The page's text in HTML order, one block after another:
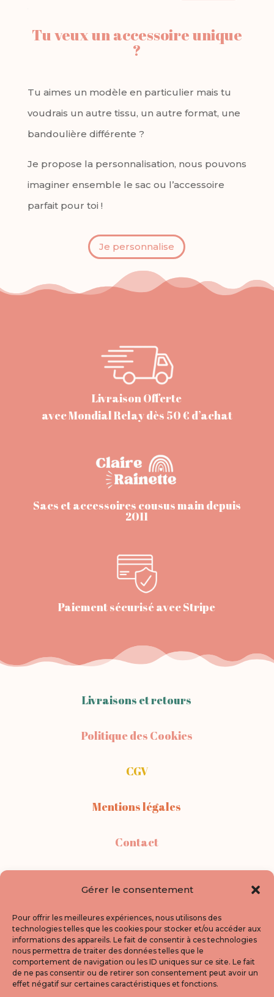
Gérer le consentement
Pour offrir les meilleures expériences, nous utilisons des
technologies telles que les cookies pour stocker et/ou accéder aux
informations des appareils. Le fait de consentir à ces technologies
nous permettra de traiter des données telles que le
comportement de navigation ou les ID uniques sur ce site. Le fait
de ne pas consentir ou de retirer son consentement peut avoir un
effet négatif sur certaines caractéristiques et fonctions.
Tu veux un accessoire unique
?
Tu aimes un modèle en particulier mais tu
voudrais un autre tissu, un autre format, une
bandoulière différente ?
Je propose la personnalisation, nous pouvons
imaginer ensemble le sac ou l’accessoire
parfait pour toi !
Je personnalise
Livraison Offerte
avec Mondial Relay dès 50 € d’achat
Sacs et accessoires cousus main depuis
2011
Paiement sécurisé avec Stripe
Livraisons et retours
Politique des Cookies
CGV
Mentions légales
Contact
A propos
Politique de confidentialité
Newsletter